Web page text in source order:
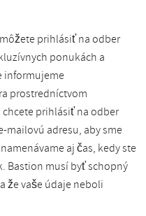
prihlásiť na odber
ponukách a
informujeme
prostredníctvom
chcete prihlásiť na odber
mailovú adresu, aby sme
aj čas, kedy ste
Bastion musí byť schopný
že vaše údaje neboli